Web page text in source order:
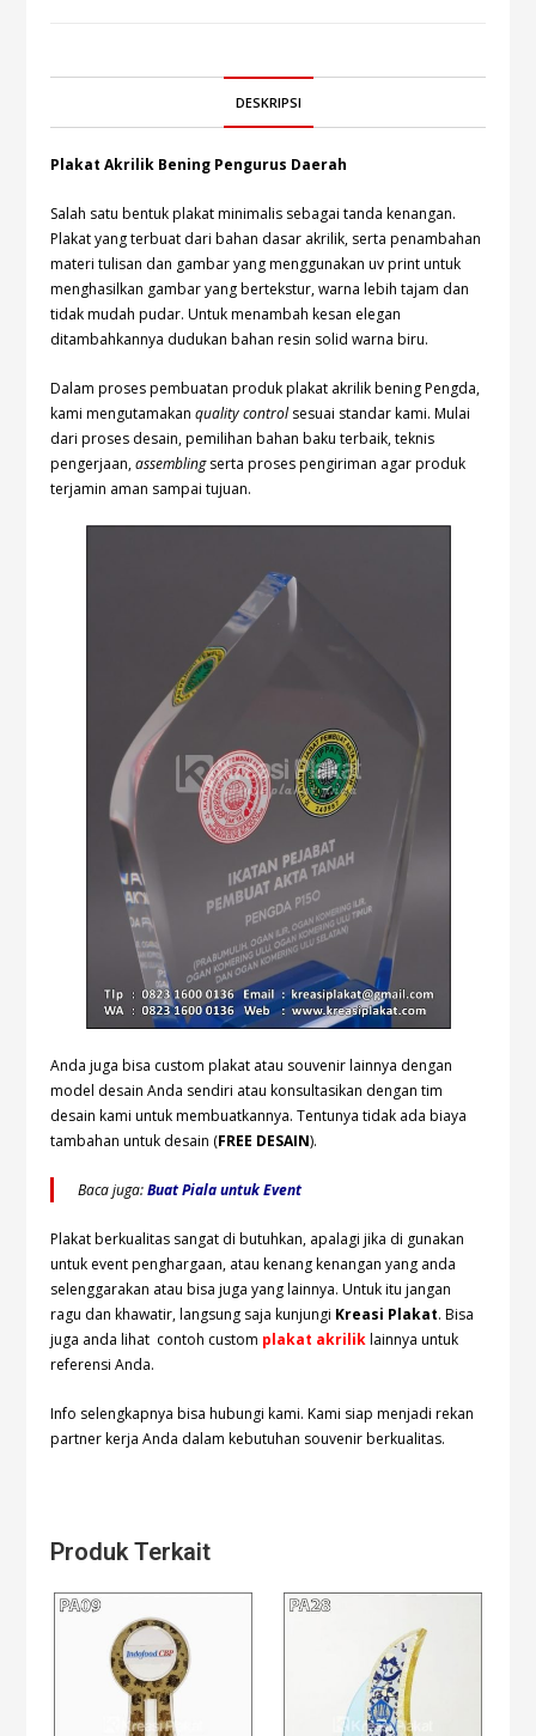
DESKRIPSI
Plakat Akrilik Bening Pengurus Daerah
Salah satu bentuk plakat minimalis sebagai tanda kenangan.
Plakat yang terbuat dari bahan dasar akrilik, serta penambahan
materi tulisan dan gambar yang menggunakan uv print untuk
menghasilkan gambar yang bertekstur, warna lebih tajam dan
tidak mudah pudar. Untuk menambah kesan elegan
ditambahkannya dudukan bahan resin solid warna biru.
Dalam proses pembuatan produk plakat akrilik bening Pengda,
kami mengutamakanquality controlsesuai standar kami. Mulai
dari proses desain, pemilihan bahan baku terbaik, teknis
pengerjaan,assemblingserta proses pengiriman agar produk
terjamin aman sampai tujuan.
Anda juga bisa custom plakat atau souvenir lainnya dengan
model desain Anda sendiri atau konsultasikan dengan tim
desain kami untuk membuatkannya. Tentunya tidak ada biaya
tambahan untuk desain (FREE DESAIN).
Baca juga:Buat Piala untuk Event
Plakat berkualitas sangat di butuhkan, apalagi jika di gunakan
untuk event penghargaan, atau kenang kenangan yang anda
selenggarakan atau bisa juga yang lainnya. Untuk itu jangan
ragu dan khawatir, langsung saja kunjungi Kreasi Plakat. Bisa
juga anda lihat contoh custom plakat akriliklainnya untuk
referensi Anda.
Info selengkapnya bisa hubungikami. Kami siap menjadi rekan
partner kerja Anda dalam kebutuhan souvenir berkualitas.
Produk Terkait